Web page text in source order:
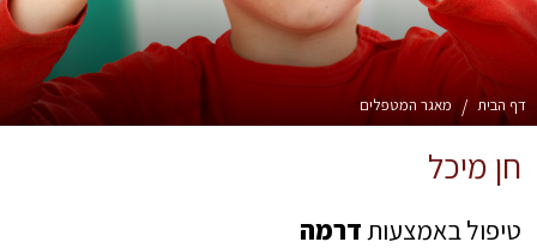
דף הבית / מאגר המטפלים
חן מיכל
טיפול באמצעותדרמה